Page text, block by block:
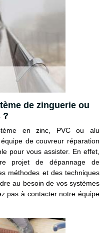
de zinguerie ou
?
en zinc, PVC ou alu
de couvreur réparation
pour vous assister. En effet,
projet de dépannage de
méthodes et des techniques
au besoin de vos systèmes
pas à contacter notre équipe